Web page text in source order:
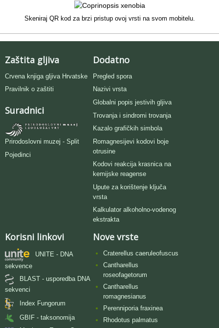
Skeniraj QR kod za brzi pristup ovoj vrsti na svom mobitelu.
Zaštita gljiva
Crvena knjiga gljiva Hrvatske
Pravilnik o zaštiti
Suradnici
Prirodoslovni muzej - Split
Pojedinci
Dodatno
Pregled spora
Nazivi vrsta
Globalni popis jestivih gljiva
Trovanja i sindromi trovanja
Kazalo grafičkih simbola
Romagnesijevi kodovi boje
otrusine
Kodovi reakcija krasnica na
kemijske reagense
Upute za korištenje ključa
vrsta
Kalkulator alkoholno-vodenog
ekstrakta
Korisni linkovi
UNITE - DNA
sekvence
BLAST - usporedba DNA
sekvenci
Index Fungorum
GBIF - taksonomija
Nove vrste
Craterellus caeruleofuscus
Cantharellus
roseofagetorum
Cantharellus
romagnesianus
Perenniporia fraxinea
Rhodotus palmatus